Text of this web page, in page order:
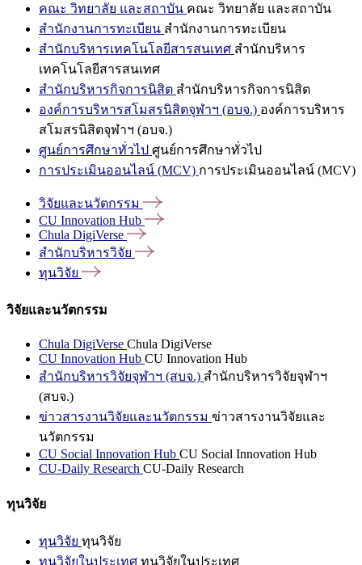
คณะ วิทยาลัย และสถาบัน คณะ วิทยาลัย และสถาบัน
สำนักงานการทะเบียน สำนักงานการทะเบียน
สำนักบริหารเทคโนโลยีสารสนเทศ สำนักบริหาร
เทคโนโลยีสารสนเทศ
สำนักบริหารกิจการนิสิต สำนักบริหารกิจการนิสิต
องค์การบริหารสโมสรนิสิตจุฬาฯ (อบจ.) องค์การบริหาร
สโมสรนิสิตจุฬาฯ (อบจ.)
ศูนย์การศึกษาทั่วไป ศูนย์การศึกษาทั่วไป
การประเมินออนไลน์ (MCV) การประเมินออนไลน์ (MCV)
วิจัยและนวัตกรรม
CU Innovation Hub
Chula DigiVerse
สำนักบริหารวิจัย
ทุนวิจัย
วิจัยและนวัตกรรม
Chula DigiVerse Chula DigiVerse
CU Innovation Hub CU Innovation Hub
สำนักบริหารวิจัยจุฬาฯ (สบจ.) สำนักบริหารวิจัยจุฬาฯ
(สบจ.)
ข่าวสารงานวิจัยและนวัตกรรม ข่าวสารงานวิจัยและ
นวัตกรรม
CU Social Innovation Hub CU Social Innovation Hub
CU-Daily Research CU-Daily Research
ทุนวิจัย
ทุนวิจัย ทุนวิจัย
ทุนวิจัยในประเทศ ทุนวิจัยในประเทศ